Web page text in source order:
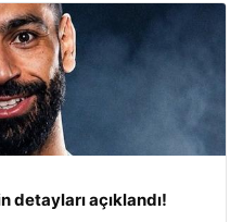
detayları açıklandı!